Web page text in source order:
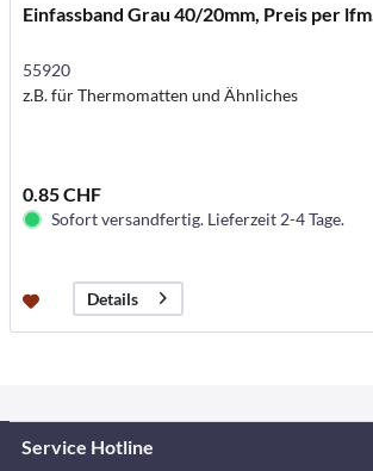
Einfassband Grau 40/20mm, Preis per lfm.
55920
z.B. für Thermomatten und Ähnliches
0.85 CHF
Sofort versandfertig. Lieferzeit 2-4 Tage.
Details
Service Hotline